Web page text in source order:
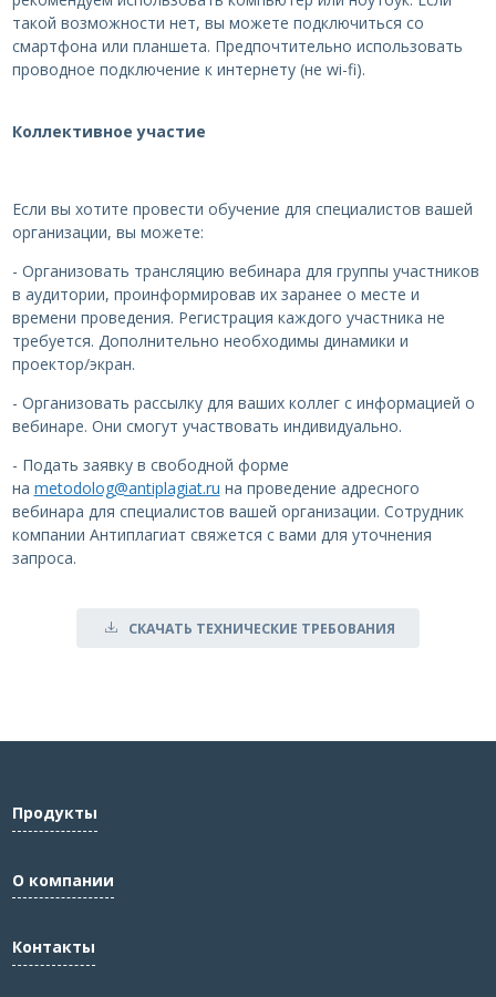
такой возможности нет, вы можете подключиться со
смартфона или планшета. Предпочтительно использовать
проводное подключение к интернету (не wi-fi).
Коллективное участие
Если вы хотите провести обучение для специалистов вашей
организации, вы можете:
- Организовать трансляцию вебинара для группы участников
в аудитории, проинформировав их заранее о месте и
времени проведения. Регистрация каждого участника не
требуется. Дополнительно необходимы динамики и
проектор/экран.
- Организовать рассылку для ваших коллег с информацией о
вебинаре. Они смогут участвовать индивидуально.
- Подать заявку в свободной форме
на metodolog@antiplagiat.ru на проведение адресного
вебинара для специалистов вашей организации. Сотрудник
компании Антиплагиат свяжется с вами для уточнения
запроса.
СКАЧАТЬ ТЕХНИЧЕСКИЕ ТРЕБОВАНИЯ
Продукты
О компании
Контакты